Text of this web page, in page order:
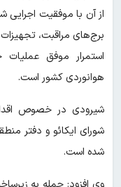
از آن با موفقیت اجرایی
برج‌های مراقبت، تجهیزات
استمرار موفق
هوانوردی کشور است.
شورای ایکائو و دفتر
شده است.